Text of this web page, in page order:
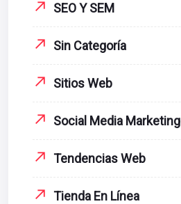
SEO Y SEM
Sin Categoría
Sitios Web
Social Media Marketing
Tendencias Web
Tienda En Línea